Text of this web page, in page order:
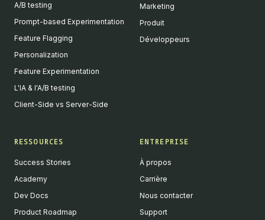
A/B testing
Prompt-based Experimentation
Feature Flagging
Personalization
Feature Experimentation
L'IA & l'A/B testing
Client-Side vs Server-Side
Marketing
Produit
Développeurs
RESSOURCES
Success Stories
Academy
Dev Docs
Product Roadmap
ENTREPRISE
À propos
Carrière
Nous contacter
Support